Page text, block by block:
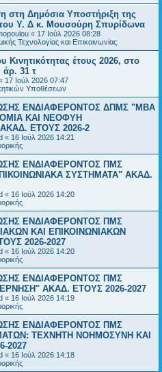
στη Δημόσια Υποστήριξη της
του Υ. Δ κ. Μουσούρη Σπυρίδωνα
« 17 Ιούλ 2026 08:28
Τεχνολογίας και Επικοινωνίας
έτους 2026, στο
άρ. 31 τ
17 Ιούλ 2026 07:47
Υποθέσεων
ΕΝΔΙΑΦΕΡΟΝΤΟΣ ΔΠΜΣ "ΜΒΑ
ΚΑΙ ΝΕΟΦΥΗ
ΕΤΟΥΣ 2026-2
« 16 Ιούλ 2026 14:21
ΕΝΔΙΑΦΕΡΟΝΤΟΣ ΠΜΣ
ΣΥΣΤΗΜΑΤΑ" ΑΚΑΔ.
« 16 Ιούλ 2026 14:20
ΕΝΔΙΑΦΕΡΟΝΤΟΣ ΠΜΣ
ΚΑΙ ΕΠΙΚΟΙΝΩΝΙΑΚΩΝ
2026-2027
« 16 Ιούλ 2026 14:20
ΕΝΔΙΑΦΕΡΟΝΤΟΣ ΠΜΣ
ΑΚΑΔ. ΕΤΟΥΣ 2026-2027
« 16 Ιούλ 2026 14:19
ΕΝΔΙΑΦΕΡΟΝΤΟΣ ΠΜΣ
ΤΕΧΝΗΤΗ ΝΟΗΜΟΣΥΝΗ ΚΑΙ
2027
« 16 Ιούλ 2026 14:18